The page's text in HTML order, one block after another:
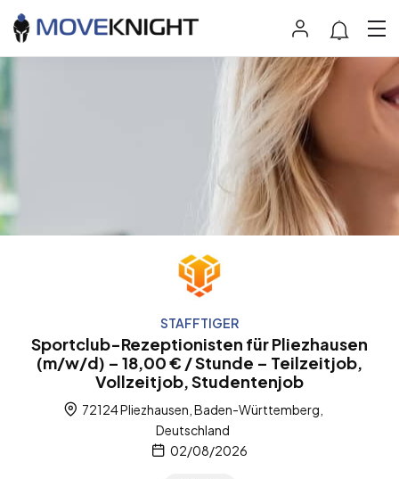
STAFFTIGER
Sportclub-Rezeptionisten für Pliezhausen
(m/w/d) – 18,00 € / Stunde – Teilzeitjob,
Vollzeitjob, Studentenjob
72124 Pliezhausen, Baden-Württemberg,
Deutschland
02/08/2026